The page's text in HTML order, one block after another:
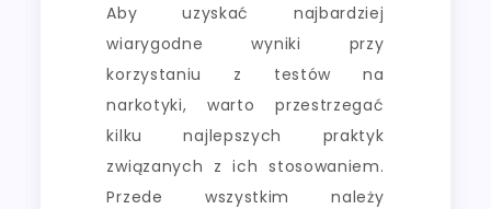
Aby uzyskać najbardziej
wiarygodne wyniki przy
korzystaniu z testów na
narkotyki, warto przestrzegać
kilku najlepszych praktyk
związanych z ich stosowaniem.
Przede wszystkim należy